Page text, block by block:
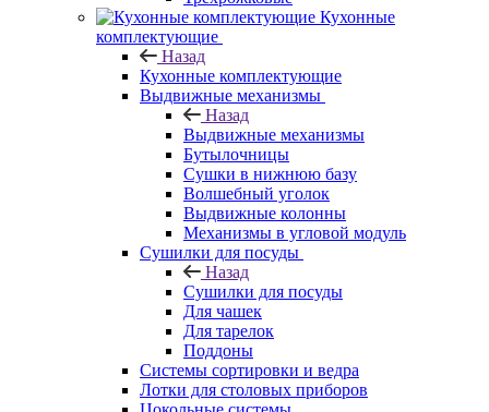
Кухонные
комплектующие
Назад
Кухонные комплектующие
Выдвижные механизмы
Назад
Выдвижные механизмы
Бутылочницы
Сушки в нижнюю базу
Волшебный уголок
Выдвижные колонны
Механизмы в угловой модуль
Сушилки для посуды
Назад
Сушилки для посуды
Для чашек
Для тарелок
Поддоны
Системы сортировки и ведра
Лотки для столовых приборов